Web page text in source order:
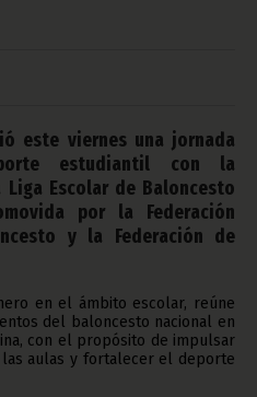
este viernes una jornada
estudiantil con la
Escolar de Baloncesto
por la Federación
y la Federación de
en el ámbito escolar, reúne
del baloncesto nacional en
con el propósito de impulsar
aulas y fortalecer el deporte